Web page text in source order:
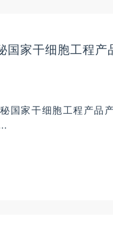
家干细胞工程产
家干细胞工程产品